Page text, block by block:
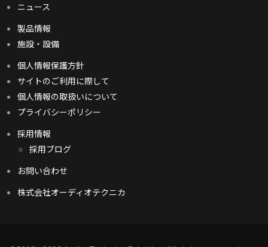
ニュース
製品情報
施設・設備
個人情報保護方針
サイトのご利用に際して
個人情報の取扱いについて
プライバシーポリシー
採用情報
採用ブログ
お問い合わせ
株式会社オーディオテクニカ